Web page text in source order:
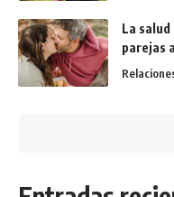
La
parejas